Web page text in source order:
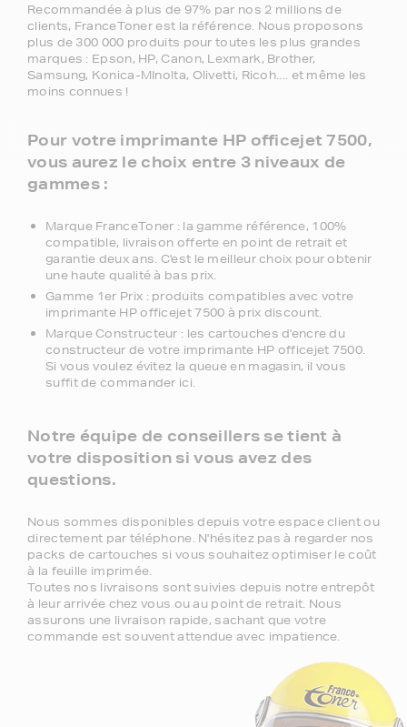
Recommandée à plus de 97% par nos 2 millions de
clients, FranceToner est la référence. Nous proposons
plus de 300 000 produits pour toutes les plus grandes
marques : Epson, HP, Canon, Lexmark, Brother,
Samsung, Konica-MInolta, Olivetti, Ricoh.... et même les
moins connues !
Pour votre imprimante HP officejet 7500,
vous aurez le choix entre 3 niveaux de
gammes :
Marque FranceToner : la gamme référence, 100%
compatible, livraison offerte en point de retrait et
garantie deux ans. C'est le meilleur choix pour obtenir
une haute qualité à bas prix.
Gamme 1er Prix : produits compatibles avec votre
imprimante HP officejet 7500 à prix discount.
Marque Constructeur : les cartouches d'encre du
constructeur de votre imprimante HP officejet 7500.
Si vous voulez évitez la queue en magasin, il vous
suffit de commander ici.
Notre équipe de conseillers se tient à
votre disposition si vous avez des
questions.
Nous sommes disponibles depuis votre espace client ou
directement par téléphone. N'hésitez pas à regarder nos
packs de cartouches si vous souhaitez optimiser le coût
à la feuille imprimée.
Toutes nos livraisons sont suivies depuis notre entrepôt
à leur arrivée chez vous ou au point de retrait. Nous
assurons une livraison rapide, sachant que votre
commande est souvent attendue avec impatience.